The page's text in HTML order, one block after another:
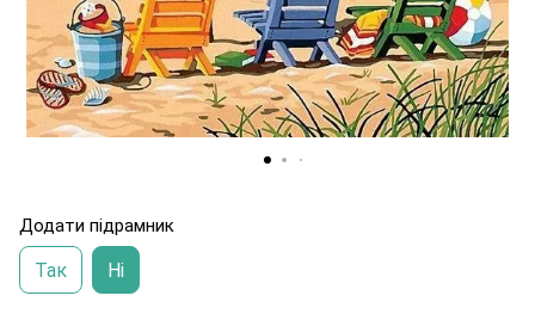
Додати підрамник
Так Ні